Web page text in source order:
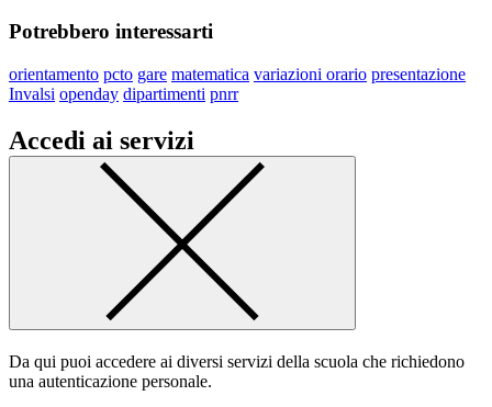
Potrebbero interessarti
orientamento pcto gare matematica variazioni orario presentazione
Invalsi openday dipartimenti pnrr
Accedi ai servizi
Da qui puoi accedere ai diversi servizi della scuola che richiedono
una autenticazione personale.